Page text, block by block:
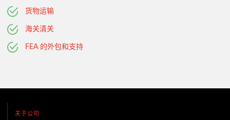
货物运输
海关清关
FEA 的外包和支持
关于公司